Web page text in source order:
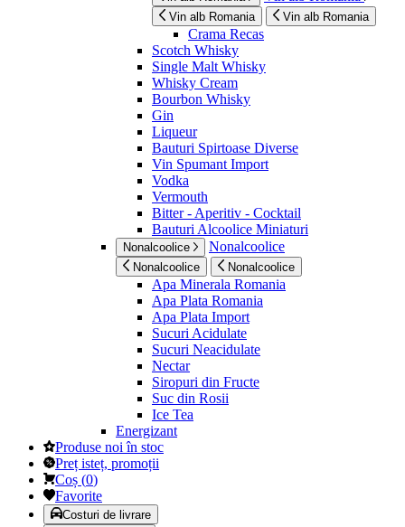
Vin alb Romania Vin alb Romania
Crama Recas
Scotch Whisky
Single Malt Whisky
Whisky Cream
Bourbon Whisky
Gin
Liqueur
Bauturi Spirtoase Diverse
Vin Spumant Import
Vodka
Vermouth
Bitter - Aperitiv - Cocktail
Bauturi Alcoolice Miniaturi
Nonalcoolice Nonalcoolice
Nonalcoolice Nonalcoolice
Apa Minerala Romania
Apa Plata Romania
Apa Plata Import
Sucuri Acidulate
Sucuri Neacidulate
Nectar
Siropuri din Fructe
Suc din Rosii
Ice Tea
Energizant
Produse noi în stoc
Preț isteț, promoții
Coș (0)
Favorite
Costuri de livrare